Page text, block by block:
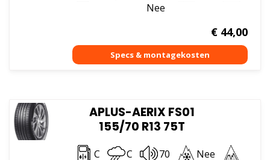
Nee
€44,00
APLUS-AERIX FS01
155/70 R13 75T
C C 70
Nee